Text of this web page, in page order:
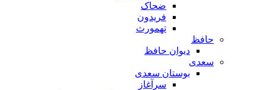
ضحاک
فریدون
تهمورث
حافظ
دیوان حافظ
سعدی
بوستان سعدی
سرآغاز